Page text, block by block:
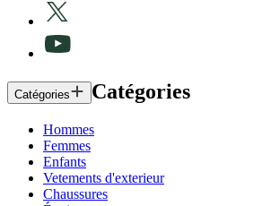
Catégories Catégories
Hommes
Femmes
Enfants
Vetements d'exterieur
Chaussures